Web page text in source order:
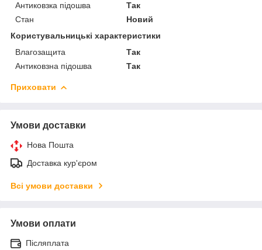
Антиковзка підошва
Так
Стан
Новий
Користувальницькі характеристики
Влагозащита
Так
Антиковзна підошва
Так
Приховати
Умови доставки
Нова Пошта
Доставка кур'єром
Всі умови доставки
Умови оплати
Післяплата